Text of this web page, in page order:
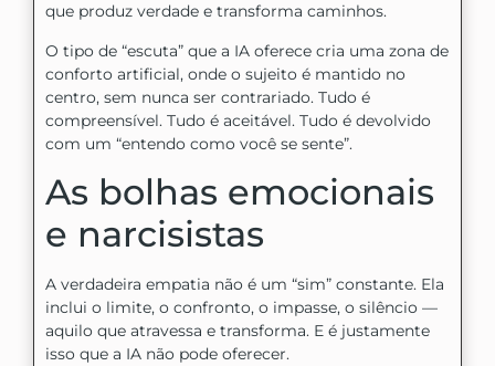
que produz verdade e transforma caminhos.
O tipo de “escuta” que a IA oferece cria uma zona de
conforto artificial, onde o sujeito é mantido no
centro, sem nunca ser contrariado. Tudo é
compreensível. Tudo é aceitável. Tudo é devolvido
com um “entendo como você se sente”.
As bolhas emocionais
e narcisistas
A verdadeira empatia não é um “sim” constante. Ela
inclui o limite, o confronto, o impasse, o silêncio —
aquilo que atravessa e transforma. E é justamente
isso que a IA não pode oferecer.